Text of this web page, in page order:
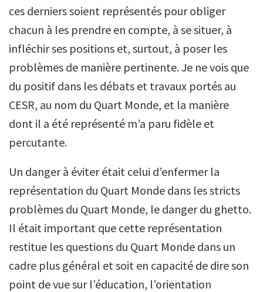
ces derniers soient représentés pour obliger
chacun à les prendre en compte, à se situer, à
infléchir ses positions et, surtout, à poser les
problèmes de manière pertinente. Je ne vois que
du positif dans les débats et travaux portés au
CESR, au nom du Quart Monde, et la manière
dont il a été représenté m’a paru fidèle et
percutante.
Un danger à éviter était celui d’enfermer la
représentation du Quart Monde dans les stricts
problèmes du Quart Monde, le danger du ghetto.
Il était important que cette représentation
restitue les questions du Quart Monde dans un
cadre plus général et soit en capacité de dire son
point de vue sur l’éducation, l’orientation